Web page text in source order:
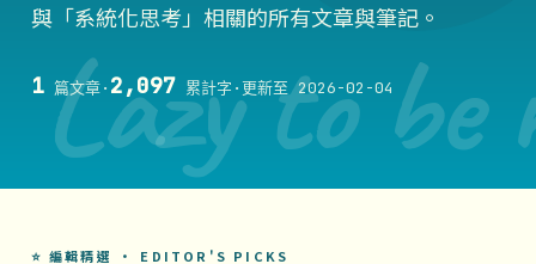
Lazy to be
與「系統化思考」相關的所有文章與筆記。
1篇文章· 2,097 累計字 ·更新至 2026-02-04
⭐ 編輯精選 · EDITOR'S PICKS